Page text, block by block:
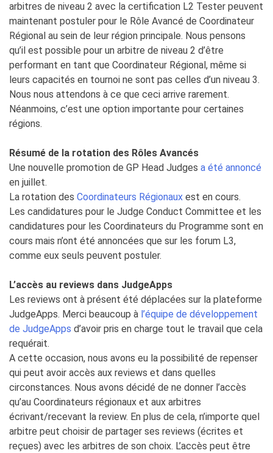
arbitres de niveau 2 avec la certification L2 Tester peuvent
maintenant postuler pour le Rôle Avancé de Coordinateur
Régional au sein de leur région principale. Nous pensons
qu’il est possible pour un arbitre de niveau 2 d’être
performant en tant que Coordinateur Régional, même si
leurs capacités en tournoi ne sont pas celles d’un niveau 3.
Nous nous attendons à ce que ceci arrive rarement.
Néanmoins, c’est une option importante pour certaines
régions.
Résumé de la rotation des Rôles Avancés
Une nouvelle promotion de GP Head Judges a été annoncé
en juillet.
La rotation des Coordinateurs Régionaux est en cours.
Les candidatures pour le Judge Conduct Committee et les
candidatures pour les Coordinateurs du Programme sont en
cours mais n’ont été annoncées que sur les forum L3,
comme eux seuls peuvent postuler.
L’accès au reviews dans JudgeApps
Les reviews ont à présent été déplacées sur la plateforme
JudgeApps. Merci beaucoup à l’équipe de développement
de JudgeApps d’avoir pris en charge tout le travail que cela
requérait.
A cette occasion, nous avons eu la possibilité de repenser
qui peut avoir accès aux reviews et dans quelles
circonstances. Nous avons décidé de ne donner l’accès
qu’au Coordinateurs régionaux et aux arbitres
écrivant/recevant la review. En plus de cela, n’importe quel
arbitre peut choisir de partager ses reviews (écrites et
reçues) avec les arbitres de son choix. L’accès peut être